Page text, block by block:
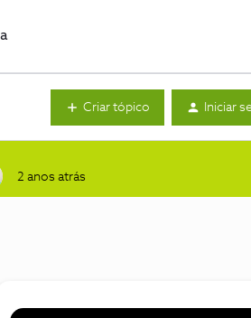
Criar tópico Iniciar
2 anos atrás